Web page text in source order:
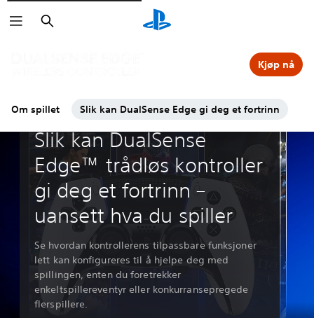
Søk
Om spillet Slik kan DualSense Edge gi deg et fortrinn
Kjøp nå
Guider & lederartikkel
Slik kan DualSense
Edge™ trådløs kontroller
gi deg et fortrinn –
uansett hva du spiller
Se hvordan kontrollerens tilpassbare funksjoner
lett kan konfigureres til å hjelpe deg med
spillingen, enten du foretrekker
enkeltspillereventyr eller konkurransepregede
flerspillere.